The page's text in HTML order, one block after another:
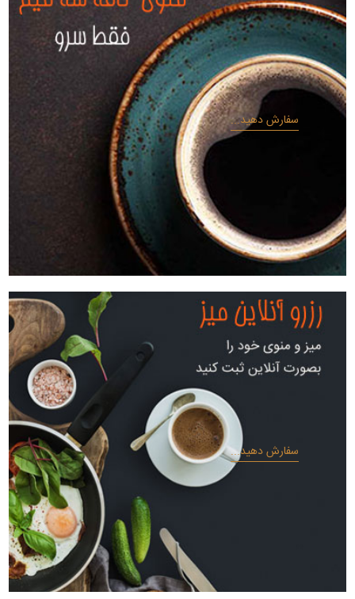
سفارش دهید...
سفارش دهید...